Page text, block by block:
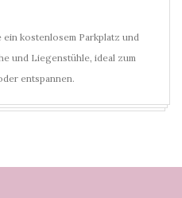
kostenlosem Parkplatz und
und Liegenstühle, ideal zum
entspannen.